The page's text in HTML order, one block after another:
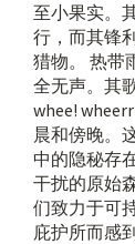
至小果实。
行，而其锋
猎物。 热带
全无声。其
whee!
晨和傍晚。
中的隐秘存
干扰的原始
们致力于可
庇护所而感